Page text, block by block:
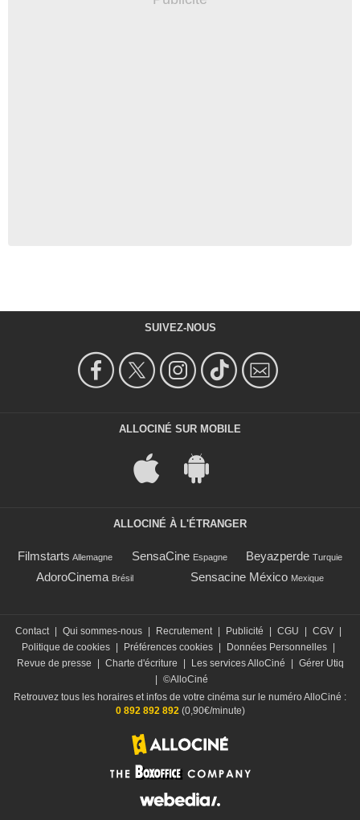
SUIVEZ-NOUS
ALLOCINÉ SUR MOBILE
ALLOCINÉ À L'ÉTRANGER
Filmstarts Allemagne SensaCine Espagne Beyazperde Turquie
AdoroCinema Brésil Sensacine México Mexique
Contact Qui sommes-nous Recrutement Publicité CGU CGV
Politique de cookies
Préférences cookies Données Personnelles
Revue de presse
Charte d'écriture Les services AlloCiné
Gérer Utiq
©AlloCiné
Retrouvez tous les horaires et infos de votre cinéma sur le numéro AlloCiné :
0 892 892 892(0,90€/minute)